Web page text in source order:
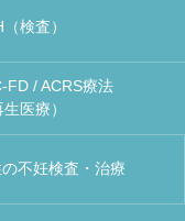
検査）
FD / ACRS療法
生医療）
不妊検査・治療